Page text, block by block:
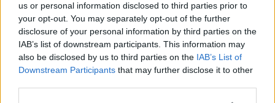
us or personal information disclosed to third parties prior to
your opt-out. You may separately opt-out of the further
disclosure of your personal information by third parties on the
IAB’s list of downstream participants. This information may
also be disclosed by us to third parties on the IAB’s List of
Downstream Participants that may further disclose it to other
Jag försöker återställa mitt lösenord eftersom jag glömt bort det.
Den inloggning jag har kvar på en dator går nog ut snart, kan jag
inte återställa lösenordet snart så är mitt konto vaskat.
När jag klickar på länken ("För att återställa ditt lösenord kan du
besöka följande sida") får jag bara upp en flashback-felsida med
meddelandet.